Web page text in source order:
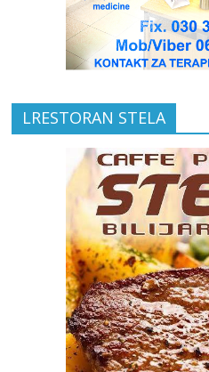
LRESTORAN STELA